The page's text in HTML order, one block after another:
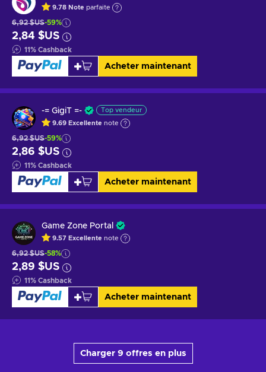
9.78 Note parfaite
6,92 $US-59%
2,84 $US
11% Cashback
Acheter maintenant
-= GigiT =- Top vendeur
9.69 Excellente note
6,92 $US-59%
2,86 $US
11% Cashback
Acheter maintenant
Game Zone Portal
9.57 Excellente note
6,92 $US-58%
2,89 $US
11% Cashback
Acheter maintenant
Charger 9 offres en plus